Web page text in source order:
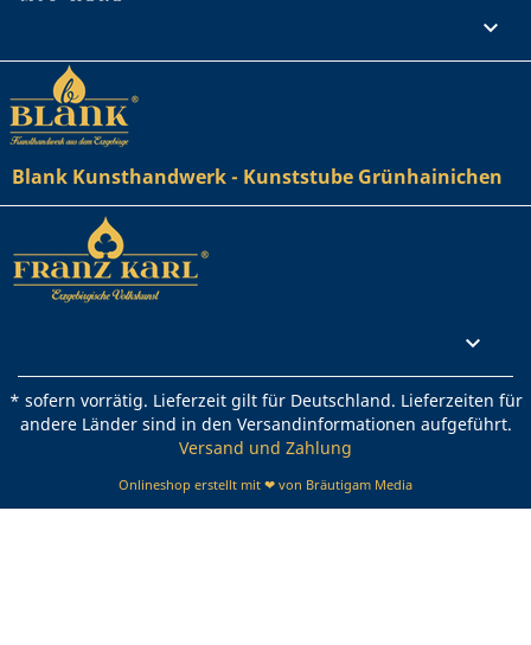

Blank Kunsthandwerk - Kunststube Grünhainichen

* sofern vorrätig. Lieferzeit gilt für Deutschland. Lieferzeiten für
andere Länder sind in den Versandinformationen aufgeführt.
Versand und Zahlung
Onlineshop erstellt mit ❤ von Bräutigam Media